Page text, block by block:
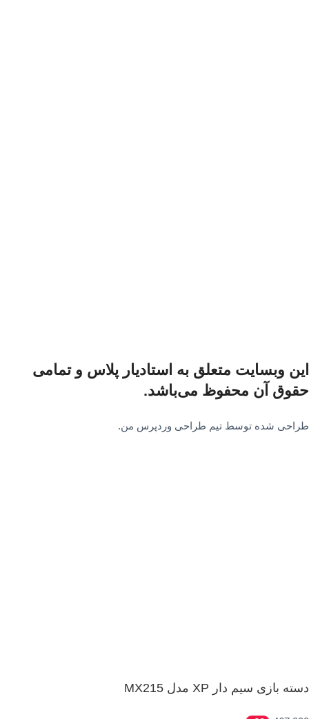
اين وبسايت متعلق به استادیار پلاس و تمامی
حقوق آن محفوظ می‌باشد.
طراحی شده توسط تیم طراحی وردپرس من.
دسته بازی سیم دار XP مدل MX215